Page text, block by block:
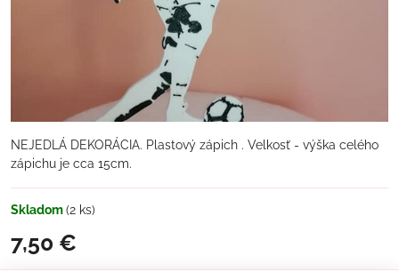
NEJEDLÁ DEKORÁCIA. Plastový zápich . Velkosť - výška celého
zápichu je cca 15cm.
Skladom(2 ks)
7,50 €